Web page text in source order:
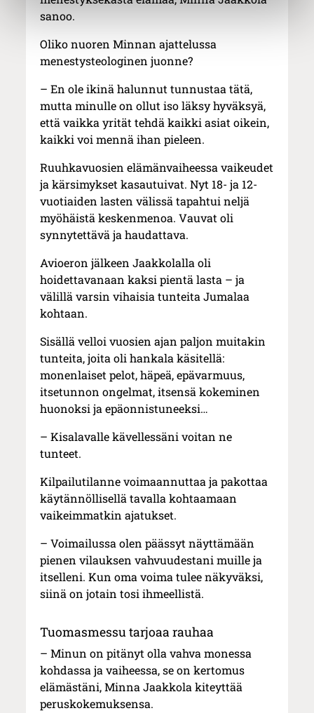
sanoo.
Oliko nuoren Minnan ajattelussa
menestysteologinen juonne?
– En ole ikinä halunnut tunnustaa tätä,
mutta minulle on ollut iso läksy hyväksyä,
että vaikka yrität tehdä kaikki asiat oikein,
kaikki voi mennä ihan pieleen.
Ruuhkavuosien elämänvaiheessa vaikeudet
ja kärsimykset kasautuivat. Nyt 18- ja 12-
vuotiaiden lasten välissä tapahtui neljä
myöhäistä keskenmenoa. Vauvat oli
synnytettävä ja haudattava.
Avioeron jälkeen Jaakkolalla oli
hoidettavanaan kaksi pientä lasta – ja
välillä varsin vihaisia tunteita Jumalaa
kohtaan.
Sisällä velloi vuosien ajan paljon muitakin
tunteita, joita oli hankala käsitellä:
monenlaiset pelot, häpeä, epävarmuus,
itsetunnon ongelmat, itsensä kokeminen
huonoksi ja epäonnistuneeksi…
– Kisalavalle kävellessäni voitan ne
tunteet.
Kilpailutilanne voimaannuttaa ja pakottaa
käytännöllisellä tavalla kohtaamaan
vaikeimmatkin ajatukset.
– Voimailussa olen päässyt näyttämään
pienen vilauksen vahvuudestani muille ja
itselleni. Kun oma voima tulee näkyväksi,
siinä on jotain tosi ihmeellistä.
Tuomasmessu tarjoaa rauhaa
– Minun on pitänyt olla vahva monessa
kohdassa ja vaiheessa, se on kertomus
elämästäni, Minna Jaakkola kiteyttää
peruskokemuksensa.